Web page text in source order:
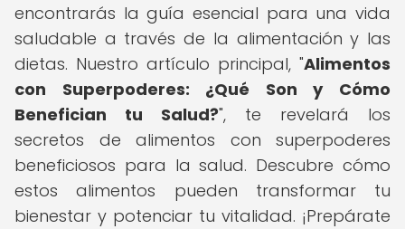
encontrarás la guía esencial para una vida
saludable a través de la alimentación y las
dietas. Nuestro artículo principal, "Alimentos
con Superpoderes: ¿Qué Son y Cómo
Benefician tu Salud?", te revelará los
secretos de alimentos con superpoderes
beneficiosos para la salud. Descubre cómo
estos alimentos pueden transformar tu
bienestar y potenciar tu vitalidad. ¡Prepárate